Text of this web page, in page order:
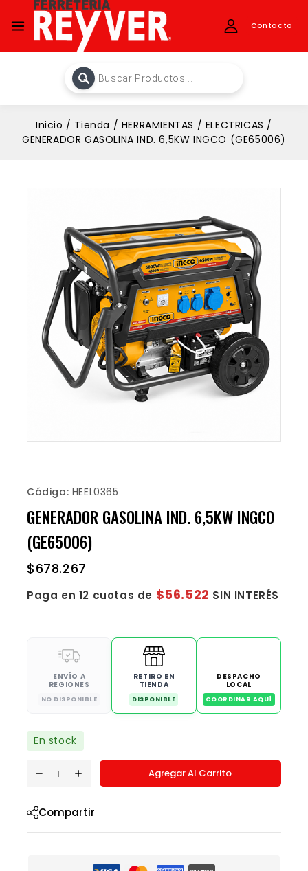
Contacto
Inicio / Tienda / HERRAMIENTAS / ELECTRICAS /
GENERADOR GASOLINA IND. 6,5KW INGCO (GE65006)
Código: HEEL0365
GENERADOR GASOLINA IND. 6,5KW INGCO
(GE65006)
$678.267
Paga en 12 cuotas de $56.522 SIN INTERÉS
ENVÍO A
REGIONES
NO DISPONIBLE
RETIRO EN
TIENDA
DISPONIBLE
DESPACHO
LOCAL
COORDINAR AQUÍ
En stock
Agregar Al Carrito
Compartir